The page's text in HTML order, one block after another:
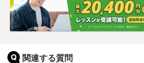
関連する質問